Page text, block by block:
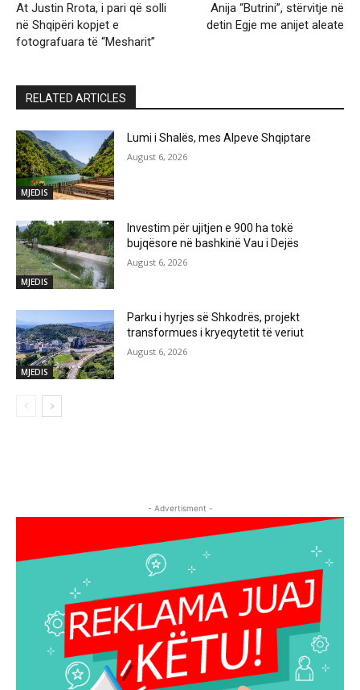
At Justin Rrota, i pari që solli
në Shqipëri kopjet e
fotografuara të “Mesharit”
Anija “Butrini”, stërvitje në
detin Egje me anijet aleate
RELATED ARTICLES
MJEDIS
Lumi i Shalës, mes Alpeve Shqiptare
August 6, 2026
MJEDIS
Investim për ujitjen e 900 ha tokë
bujqësore në bashkinë Vau i Dejës
August 6, 2026
MJEDIS
Parku i hyrjes së Shkodrës, projekt
transformues i kryeqytetit të veriut
August 6, 2026
- Advertisment -